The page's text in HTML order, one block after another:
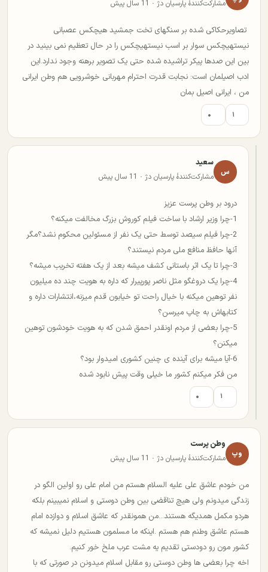
مشارکت‌کنندهٔ پارسیان دژ · 11 سال پیش
تصاویرحکاکی شده بر سنگهای تخت جمشید هیچکس عصبانی
نیستهیچکس سوار بر اسب نیستهیچکس را در حال تعظیم نمی بینید در
بین این صدها پیکر تراشیده شده حتی یک تصویر برهنه وجود ندارد.این
ادب اصیلمان است: نجابت قدرت احترام مهربانی خوشرویی هم وطن ایرانی
من ، ایرانی اصیل بمان
۱ ۰
س
سعید
مشارکت‌کنندهٔ پارسیان دژ · 11 سال پیش
درود بر وطن پرست عزیز
1-چرا وزیر ارشاد با ساخت فیلم کوروش بزرگ مخالفت میکنه؟
2-چرا فیلم سیصد توسط حتی یک نفر از مسئولین محکوم نشد؟مگر
آنها حافظ منافع ملی مردم نیستند؟
3-چرا تا یک اثر باستانی کشف میشه بعد از یک هفته تخریب میشه؟
4-چرا یک دروغگو مثل ناصر پورپیرار که داره به هویت چند ده میلیون
نفر توهین میکنه با خیال راحت تو خیابون قدم میزنه،انتشارات داره و
کتابهاش به چاپ میرسن؟
5-چرا بعضی از مردم اونقدر احمق شدن که به هویت خودشون توهین
میکنن؟
6-آیا میشه برای آینده ی چنین کشوری امیدوار بود؟
من فکر میکنم کشور ما خیلی وقت پیش نابود شده
۱ ۰
وپ
وطن پرست
مشارکت‌کنندهٔ پارسیان دژ · 11 سال پیش
من خودم عاشق علی علیه السلام هستم من امام علی رو اولین الگو در
زندگی میدونم ولی هیچ تناقضی بین وطن دوستی و اسلام نمیبینم بلکه
هردو مکمل همدیگه هستند...من همونقدر که عاشق اسلام و دوازده امام
هستم عاشق وطنم هم هستم .اینکه ما مسلمون هستیم دلیل نمیشه که
کشور مون رو دودستی تقدیم یه مشت عرب ملخ خور کنیم.
اخه چرا بعضی ها وطن دوستی رو مقابل اسلام میدونن در صورتی که با